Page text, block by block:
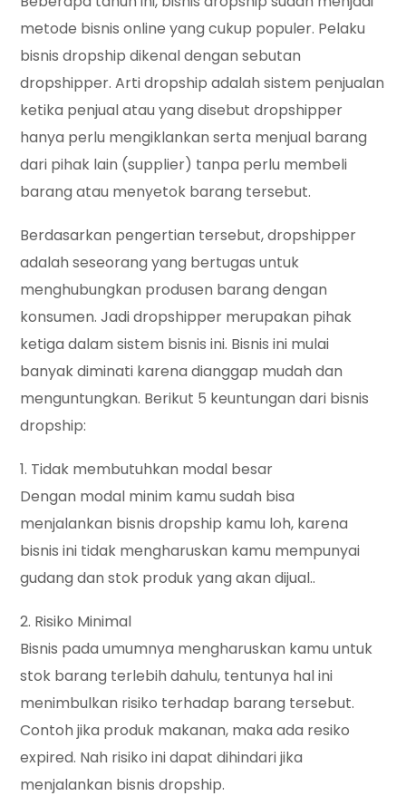
metode bisnis online yang cukup populer. Pelaku
bisnis dropship dikenal dengan sebutan
dropshipper. Arti dropship adalah sistem penjualan
ketika penjual atau yang disebut dropshipper
hanya perlu mengiklankan serta menjual barang
dari pihak lain (supplier) tanpa perlu membeli
barang atau menyetok barang tersebut.
Berdasarkan pengertian tersebut, dropshipper
adalah seseorang yang bertugas untuk
menghubungkan produsen barang dengan
konsumen. Jadi dropshipper merupakan pihak
ketiga dalam sistem bisnis ini. Bisnis ini mulai
banyak diminati karena dianggap mudah dan
menguntungkan. Berikut 5 keuntungan dari bisnis
dropship:
1. Tidak membutuhkan modal besar
Dengan modal minim kamu sudah bisa
menjalankan bisnis dropship kamu loh, karena
bisnis ini tidak mengharuskan kamu mempunyai
gudang dan stok produk yang akan dijual..
2. Risiko Minimal
Bisnis pada umumnya mengharuskan kamu untuk
stok barang terlebih dahulu, tentunya hal ini
menimbulkan risiko terhadap barang tersebut.
Contoh jika produk makanan, maka ada resiko
expired. Nah risiko ini dapat dihindari jika
menjalankan bisnis dropship.